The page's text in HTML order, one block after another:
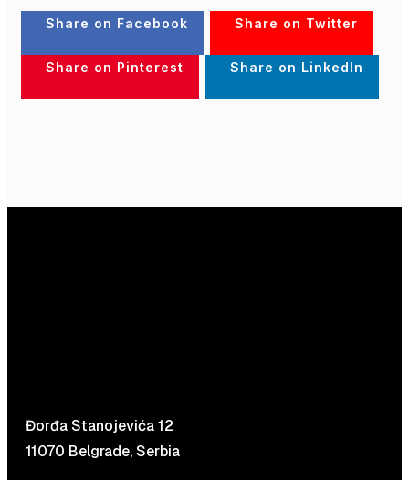
Share on Facebook Share on Twitter
Share on Pinterest Share on LinkedIn
Đorđa Stanojevića 12
11070 Belgrade, Serbia